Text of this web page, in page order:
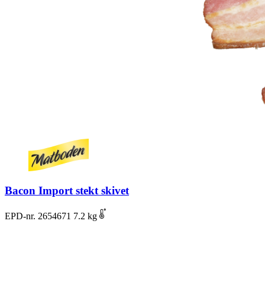
Bacon Import stekt skivet
EPD-nr. 2654671 7.2 kg